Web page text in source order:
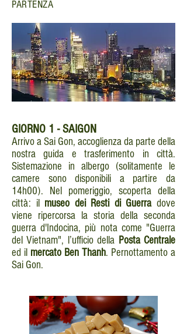
PARTENZA
GIORNO 1 - SAIGON
Arrivo a Sai Gon, accoglienza da parte della
nostra guida e trasferimento in città.
Sistemazione in albergo (solitamente le
camere sono disponibili a partire da
14h00). Nel pomeriggio, scoperta della
città: il museo dei Resti di Guerradove
viene ripercorsa la storia della seconda
guerra d'Indocina, più nota come "Guerra
del Vietnam", l’ufficio della Posta Centrale
ed il mercato Ben Thanh. Pernottamento a
Sai Gon.